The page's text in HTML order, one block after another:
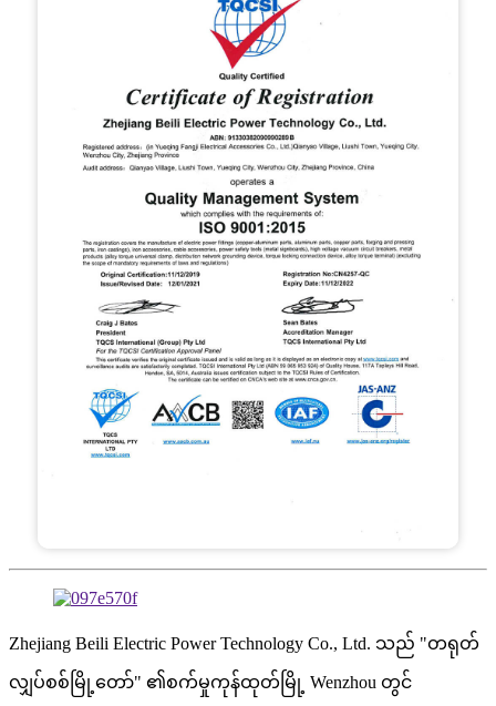
Zhejiang Beili Electric Power Technology Co., Ltd. သည် "တရုတ်
လျှပ်စစ်မြို့တော်" ၏စက်မှုကုန်ထုတ်မြို့ Wenzhou တွင်